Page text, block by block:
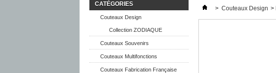
CATÉGORIES
Couteaux Design
Collection ZODIAQUE
Couteaux Souvenirs
Couteaux Multifonctions
Couteaux Fabrication Française
> Couteaux Design >